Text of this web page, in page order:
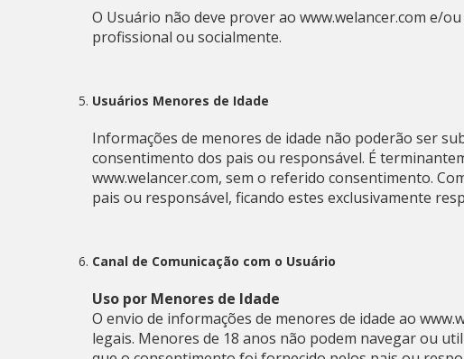
O Usuário não deve prover ao www.welancer.com e/
profissional ou socialmente.
Usuários Menores de Idade
Informações de menores de idade não poderão ser
consentimento dos pais ou responsável. É
www.welancer.com, sem o referido consentimento.
pais ou responsável, ficando estes exclusivamente
Canal de Comunicação com o Usuário
Uso por Menores de Idade
O envio de informações de menores de idade ao
legais. Menores de 18 anos não podem navegar ou